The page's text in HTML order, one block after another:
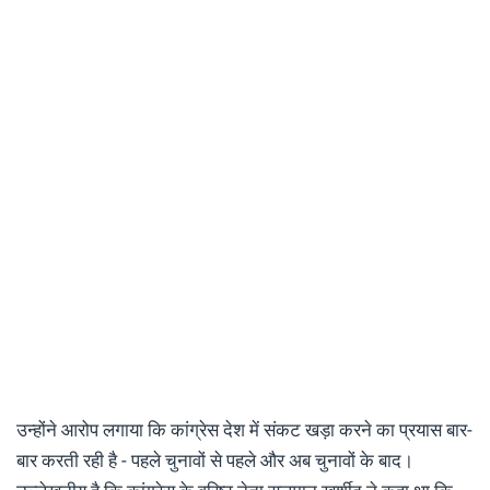
उन्होंने आरोप लगाया कि कांग्रेस देश में संकट खड़ा करने का प्रयास बार-
बार करती रही है - पहले चुनावों से पहले और अब चुनावों के बाद।